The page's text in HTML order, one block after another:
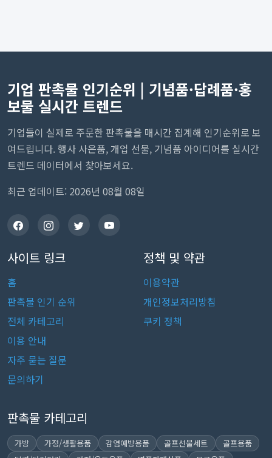
기업 판촉물 인기순위 | 기념품·답례품·홍
보물 실시간 트렌드
기업들이 실제로 주문한 판촉물을 매시간 집계해 인기순위로 보
여드립니다. 행사 사은품, 개업 선물, 기념품 아이디어를 실시간
트렌드 데이터에서 찾아보세요.
최근 업데이트: 2026년 08월 08일
사이트 링크
홈
판촉물 인기 순위
전체 카테고리
이용 안내
자주 묻는 질문
문의하기
정책 및 약관
이용약관
개인정보처리방침
쿠키 정책
판촉물 카테고리
가방 가정/생활용품 감염예방용품 골프선물세트
골프용품